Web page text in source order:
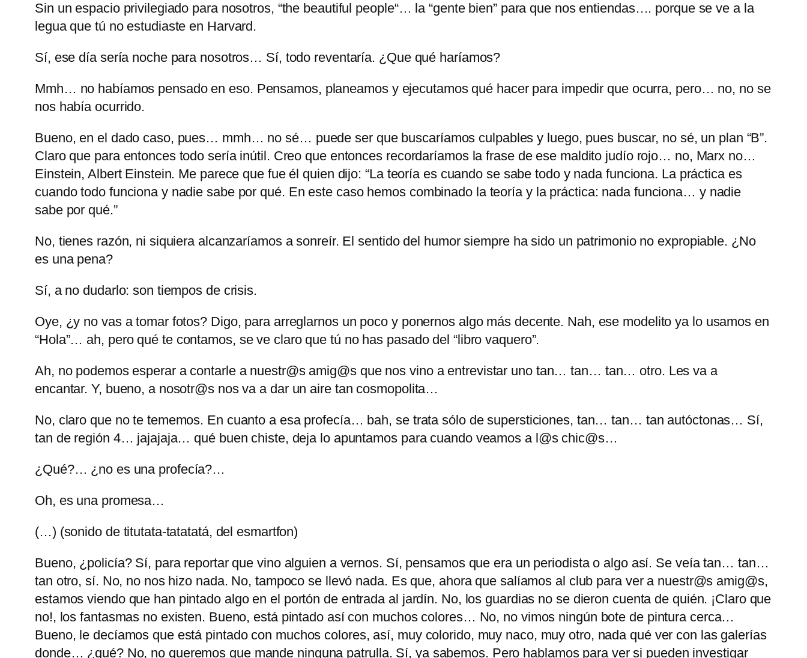
Sin un espacio privilegiado para nosotros, “the beautiful people“… la gente bien para que nos entiendas…. porque se ve a la
legua que tú no estudiaste en Harvard.
Sí, ese día sería noche para nosotros… Sí, todo reventaría. ¿Que qué haríamos?
Mmh… no habíamos pensado en eso. Pensamos, planeamos y ejecutamos qué hacer para impedir que ocurra, pero… no, no se
nos había ocurrido.
Bueno, en el dado caso, pues… mmh… no sé… puede ser que buscaríamos culpables y luego, pues buscar, no sé, un plan B .
Claro que para entonces todo sería inútil. Creo que entonces recordaríamos la frase de ese maldito judío rojo… no, Marx no…
Einstein, Albert Einstein. Me parece que fue él quien dijo: “La teoría es cuando se sabe todo y nada funciona. La práctica es
cuando todo funciona y nadie sabe por qué. En este caso hemos combinado la teoría y la práctica: nada funciona… y nadie
sabe por qué.”
No, tienes razón, ni siquiera alcanzaríamos a sonreír. El sentido del humor siempre ha sido un patrimonio no expropiable. ¿No
es una pena?
Sí, a no dudarlo: son tiempos de crisis.
Oye, ¿y no vas a tomar fotos? Digo, para arreglarnos un poco y ponernos algo más decente. Nah, ese modelito ya lo usamos en
Hola … ah, pero qué te contamos, se ve claro que tú no has pasado del libro vaquero .
Ah, no podemos esperar a contarle a nuestr@s amig@s que nos vino a entrevistar uno tan… tan… tan… otro. Les va a
encantar. Y, bueno, a nosotr@s nos va a dar un aire tan cosmopolita…
No, claro que no te tememos. En cuanto a esa profecía… bah, se trata sólo de supersticiones, tan… tan… tan autóctonas… Sí,
tan de región 4… jajajaja… qué buen chiste, deja lo apuntamos para cuando veamos a l@s chic@s…
¿Qué?… ¿no es una profecía?…
Oh, es una promesa…
(…) (sonido de titutata-tatatatá, del esmartfon)
Bueno, ¿policía? Sí, para reportar que vino alguien a vernos. Sí, pensamos que era un periodista o algo así. Se veía tan… tan…
tan otro, sí. No, no nos hizo nada. No, tampoco se llevó nada. Es que, ahora que salíamos al club para ver a nuestr@s amig@s,
estamos viendo que han pintado algo en el portón de entrada al jardín. No, los guardias no se dieron cuenta de quién. ¡Claro que
no!, los fantasmas no existen. Bueno, está pintado así con muchos colores… No, no vimos ningún bote de pintura cerca…
Bueno, le decíamos que está pintado con muchos colores, así, muy colorido, muy naco, muy otro, nada qué ver con las galerías
donde… ¿qué? No, no queremos que mande ninguna patrulla. Sí, ya sabemos. Pero hablamos para ver si pueden investigar